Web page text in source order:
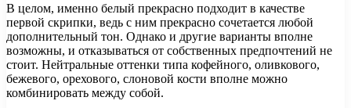
В целом, именно белый прекрасно подходит в качестве
первой скрипки, ведь с ним прекрасно сочетается любой
дополнительный тон. Однако и другие варианты вполне
возможны, и отказываться от собственных предпочтений не
стоит. Нейтральные оттенки типа кофейного, оливкового,
бежевого, орехового, слоновой кости вполне можно
комбинировать между собой.